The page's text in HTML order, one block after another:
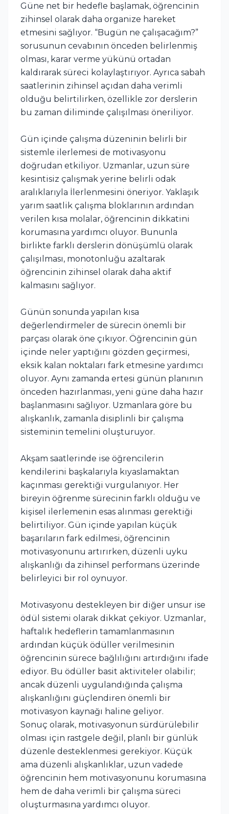
Güne net bir hedefle başlamak, öğrencinin
zihinsel olarak daha organize hareket
etmesini sağlıyor. “Bugün ne çalışacağım?”
sorusunun cevabının önceden belirlenmiş
olması, karar verme yükünü ortadan
kaldırarak süreci kolaylaştırıyor. Ayrıca sabah
saatlerinin zihinsel açıdan daha verimli
olduğu belirtilirken, özellikle zor derslerin
bu zaman diliminde çalışılması öneriliyor.
Gün içinde çalışma düzeninin belirli bir
sistemle ilerlemesi de motivasyonu
doğrudan etkiliyor. Uzmanlar, uzun süre
kesintisiz çalışmak yerine belirli odak
aralıklarıyla İlerlenmesini öneriyor. Yaklaşık
yarım saatlik çalışma bloklarının ardından
verilen kısa molalar, öğrencinin dikkatini
korumasına yardımcı oluyor. Bununla
birlikte farklı derslerin dönüşümlü olarak
çalışılması, monotonluğu azaltarak
öğrencinin zihinsel olarak daha aktif
kalmasını sağlıyor.
Günün sonunda yapılan kısa
değerlendirmeler de sürecin önemli bir
parçası olarak öne çıkıyor. Öğrencinin gün
içinde neler yaptığını gözden geçirmesi,
eksik kalan noktaları fark etmesine yardımcı
oluyor. Aynı zamanda ertesi günün planının
önceden hazırlanması, yeni güne daha hazır
başlanmasını sağlıyor. Uzmanlara göre bu
alışkanlık, zamanla disiplinli bir çalışma
sisteminin temelini oluşturuyor.
Akşam saatlerinde ise öğrencilerin
kendilerini başkalarıyla kıyaslamaktan
kaçınması gerektiği vurgulanıyor. Her
bireyin öğrenme sürecinin farklı olduğu ve
kişisel ilerlemenin esas alınması gerektiği
belirtiliyor. Gün içinde yapılan küçük
başarıların fark edilmesi, öğrencinin
motivasyonunu artırırken, düzenli uyku
alışkanlığı da zihinsel performans üzerinde
belirleyici bir rol oynuyor.
Motivasyonu destekleyen bir diğer unsur ise
ödül sistemi olarak dikkat çekiyor. Uzmanlar,
haftalık hedeflerin tamamlanmasının
ardından küçük ödüller verilmesinin
öğrencinin sürece bağlılığını artırdığını ifade
ediyor. Bu ödüller basit aktiviteler olabilir;
ancak düzenli uygulandığında çalışma
alışkanlığını güçlendiren önemli bir
motivasyon kaynağı haline geliyor.
Sonuç olarak, motivasyonun sürdürülebilir
olması için rastgele değil, planlı bir günlük
düzenle desteklenmesi gerekiyor. Küçük
ama düzenli alışkanlıklar, uzun vadede
öğrencinin hem motivasyonunu korumasına
hem de daha verimli bir çalışma süreci
oluşturmasına yardımcı oluyor.